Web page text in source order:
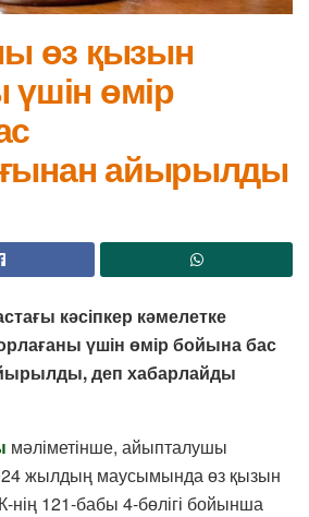
өз қызын
үшін өмір
айырылды
кәсіпкер кәмелетке
үшін өмір бойына бас
деп хабарлайды
мәліметінше, айыпталушы
жылдың маусымында өз қызын
нің 121-бабы 4-бөлігі бойынша